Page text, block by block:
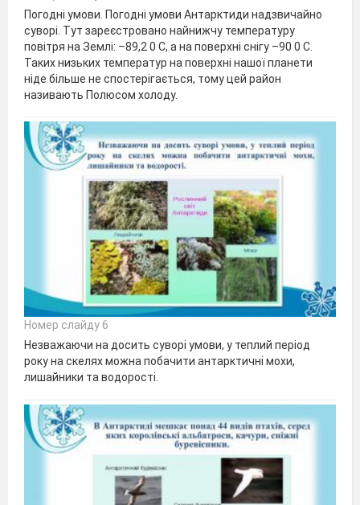
Погодні умови. Погодні умови Антарктиди надзвичайно
суворі. Тут зареєстровано найнижчу температуру
повітря на Землі: –89,2 0 С, а на поверхні снігу –90 0 С.
Таких низьких температур на поверхні нашої планети
ніде більше не спостерігається, тому цей район
називають Полюсом холоду.
Номер слайду 6
Незважаючи на досить суворі умови, у теплий період
року на скелях можна побачити антарктичні мохи,
лишайники та водорості.